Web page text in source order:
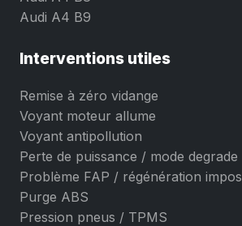
Audi A4 B9
Interventions utiles
Remise à zéro vidange
Voyant moteur allume
Voyant antipollution
Perte de puissance / mode degrade
Problème FAP / régénération
Purge ABS
Pression pneus / TPMS